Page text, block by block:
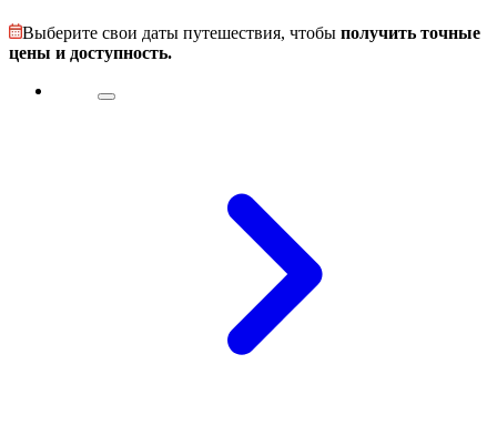
Выберите свои даты путешествия, чтобы получить точные
цены и доступность.